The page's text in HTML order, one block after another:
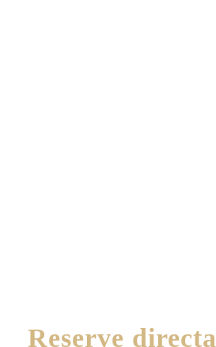
Reserve